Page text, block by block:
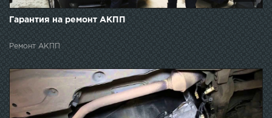
Гарантия на ремонт АКПП
Ремонт АКПП